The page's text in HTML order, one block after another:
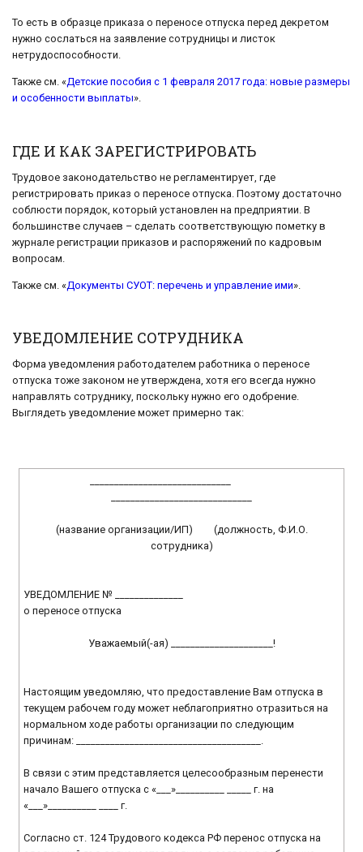
То есть в образце приказа о переносе отпуска перед декретом
нужно сослаться на заявление сотрудницы и листок
нетрудоспособности.
Также см. «Детские пособия с 1 февраля 2017 года: новые размеры
и особенности выплаты».
ГДЕ И КАК ЗАРЕГИСТРИРОВАТЬ
Трудовое законодательство не регламентирует, где
регистрировать приказ о переносе отпуска. Поэтому достаточно
соблюсти порядок, который установлен на предприятии. В
большинстве случаев – сделать соответствующую пометку в
журнале регистрации приказов и распоряжений по кадровым
вопросам.
Также см. «Документы СУОТ: перечень и управление ими».
УВЕДОМЛЕНИЕ СОТРУДНИКА
Форма уведомления работодателем работника о переносе
отпуска тоже законом не утверждена, хотя его всегда нужно
направлять сотруднику, поскольку нужно его одобрение.
Выглядеть уведомление может примерно так:
(название организации/ИП) (должность, Ф.И.О.
сотрудника)
УВЕДОМЛЕНИЕ № ______________
о переносе отпуска
Уважаемый(-ая) _____________________!
Настоящим уведомляю, что предоставление Вам отпуска в
текущем рабочем году может неблагоприятно отразиться на
нормальном ходе работы организации по следующим
причинам: ______________________________________.
В связи с этим представляется целесообразным перенести
начало Вашего отпуска с «___»__________ _____ г. на
«___»__________ ____ г.
Согласно ст. 124 Трудового кодекса РФ перенос отпуска на